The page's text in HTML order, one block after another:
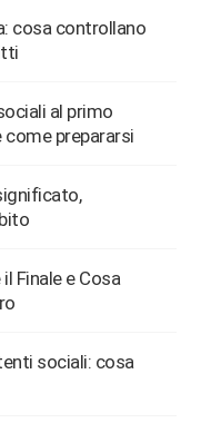
cosa controllano
al primo
come prepararsi
Finale e Cosa
sociali: cosa